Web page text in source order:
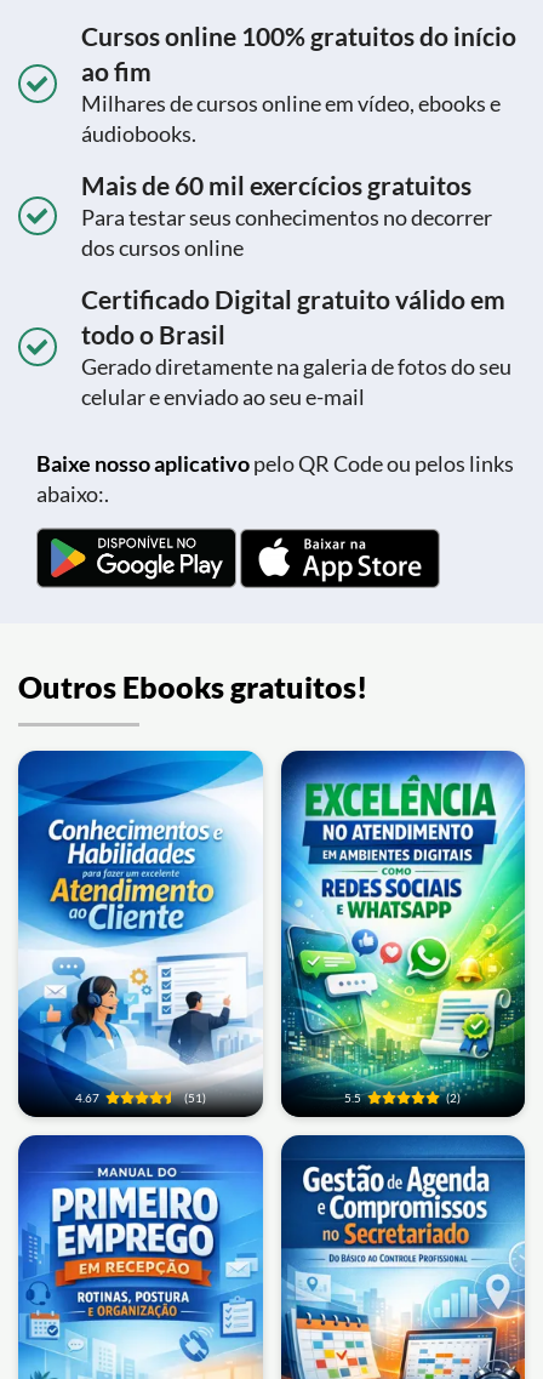
Cursos online 100% gratuitos do início
ao fim
Milhares de cursos online em vídeo, ebooks e
áudiobooks.
Mais de 60 mil exercícios gratuitos
Para testar seus conhecimentos no decorrer
dos cursos online
Certificado Digital gratuito válido em
todo o Brasil
Gerado diretamente na galeria de fotos do seu
celular e enviado ao seu e-mail
Baixe nosso aplicativopelo QR Code ou pelos links
abaixo:.
Outros Ebooks gratuitos!
4.67 (51) 5.5 (2)